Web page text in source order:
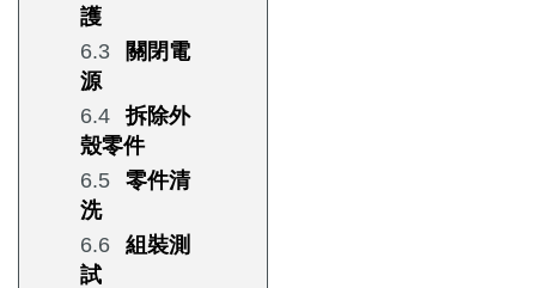
護
關閉電
源
拆除外
殼零件
零件清
洗
組裝測
試